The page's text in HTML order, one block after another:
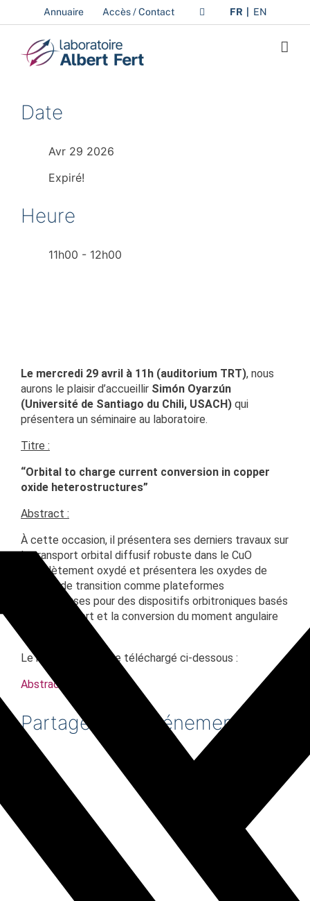
au
contenu
Annuaire Accès / Contact FR EN
Date
Avr 29 2026
Expiré!
Heure
11h00 - 12h00
Le mercredi 29 avril à 11h (auditorium TRT), nous
aurons le plaisir d’accueillir Simón Oyarzún
(Université de Santiago du Chili, USACH) qui
présentera un séminaire au laboratoire.
Titre :
“Orbital to charge current conversion in copper
oxide heterostructures”
Abstract :
À cette occasion, il présentera ses derniers travaux sur
le transport orbital diffusif robuste dans le CuO
complètement oxydé et présentera les oxydes de
métaux de transition comme plateformes
prometteuses pour des dispositifs orbitroniques basés
sur le transfert et la conversion du moment angulaire
Le résumé peut être téléchargé ci-dessous :
Abstract_SOYARZUN
Partagez cet événement